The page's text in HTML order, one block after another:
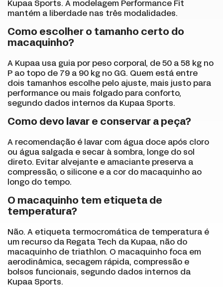
Kupaa Sports. A modelagem Performance Fit
mantém a liberdade nas três modalidades.
Como escolher o tamanho certo do
macaquinho?
A Kupaa usa guia por peso corporal, de 50 a 58 kg no
P ao topo de 79 a 90 kg no GG. Quem está entre
dois tamanhos escolhe pelo ajuste, mais justo para
performance ou mais folgado para conforto,
segundo dados internos da Kupaa Sports.
Como devo lavar e conservar a peça?
A recomendação é lavar com água doce após cloro
ou água salgada e secar à sombra, longe do sol
direto. Evitar alvejante e amaciante preserva a
compressão, o silicone e a cor do macaquinho ao
longo do tempo.
O macaquinho tem etiqueta de
temperatura?
Não. A etiqueta termocromática de temperatura é
um recurso da Regata Tech da Kupaa, não do
macaquinho de triathlon. O macaquinho foca em
aerodinâmica, secagem rápida, compressão e
bolsos funcionais, segundo dados internos da
Kupaa Sports.